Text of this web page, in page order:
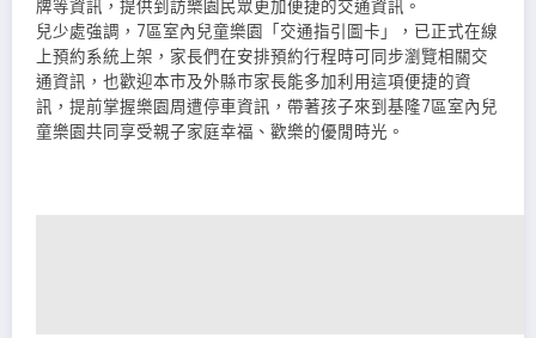
牌等資訊，提供到訪樂園民眾更加便捷的交通資訊。
兒少處強調，7區室內兒童樂園「交通指引圖卡」，已正式在線
上預約系統上架，家長們在安排預約行程時可同步瀏覽相關交
通資訊，也歡迎本市及外縣市家長能多加利用這項便捷的資
訊，提前掌握樂園周遭停車資訊，帶著孩子來到基隆7區室內兒
童樂園共同享受親子家庭幸福、歡樂的優閒時光。